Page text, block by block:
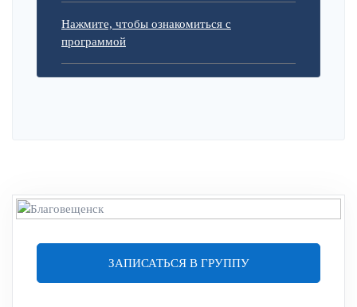
Нажмите, чтобы ознакомиться с
программой
ЗАПИСАТЬСЯ В ГРУППУ